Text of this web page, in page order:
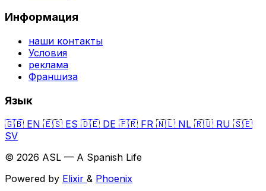
Информация
наши контакты
Условия
реклама
Франшиза
Язык
🇬🇧 EN 🇪🇸 ES 🇩🇪 DE 🇫🇷 FR 🇳🇱 NL 🇷🇺 RU 🇸🇪
SV
© 2026 ASL — A Spanish Life
Powered by Elixir & Phoenix